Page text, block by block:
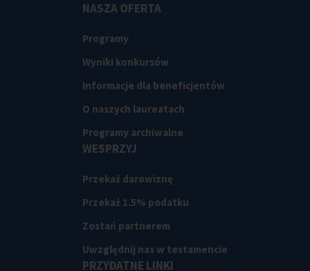
NASZA OFERTA
Programy
Wyniki konkursów
Informacje dla beneficjentów
O naszych laureatach
Programy archiwalne
WESPRZYJ
Przekaż darowiznę
Przekaż 1.5% podatku
Zostań partnerem
Uwzględnij nas w testamencie
PRZYDATNE LINKI